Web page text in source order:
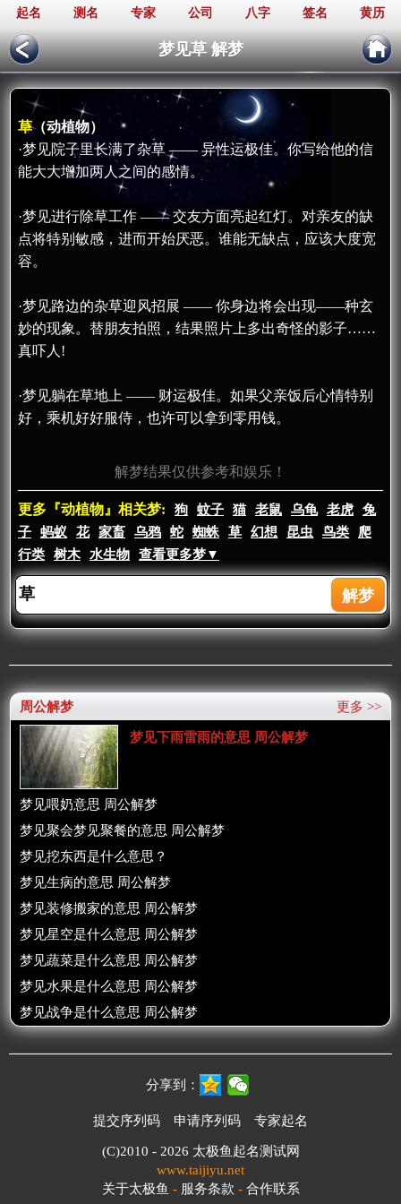
起名 测名 专家 公司 八字 签名 黄历
梦见草 解梦
草（动植物）
·梦见院子里长满了杂草 —— 异性运极佳。你写给他的信
能大大增加两人之间的感情。
·梦见进行除草工作 —— 交友方面亮起红灯。对亲友的缺
点将特别敏感，进而开始厌恶。谁能无缺点，应该大度宽
容。
·梦见路边的杂草迎风招展 —— 你身边将会出现——种玄
妙的现象。替朋友拍照，结果照片上多出奇怪的影子……
真吓人!
·梦见躺在草地上 —— 财运极佳。如果父亲饭后心情特别
好，乘机好好服侍，也许可以拿到零用钱。
解梦结果仅供参考和娱乐！
更多『动植物』相关梦: 狗 蚊子 猫 老鼠 乌龟 老虎
兔
子
蚂蚁 花 家畜 乌鸦 蛇 蜘蛛 草 幻想 昆虫 鸟类
爬
行类
树木 水生物 查看更多梦▼
更多 >>
周公解梦
梦见下雨雷雨的意思 周公解梦
梦见喂奶意思 周公解梦
梦见聚会梦见聚餐的意思 周公解梦
梦见挖东西是什么意思？
梦见生病的意思 周公解梦
梦见装修搬家的意思 周公解梦
梦见星空是什么意思 周公解梦
梦见蔬菜是什么意思 周公解梦
梦见水果是什么意思 周公解梦
梦见战争是什么意思 周公解梦
分享到：
提交序列码 申请序列码 专家起名
(C)2010 - 2026 太极鱼起名测试网
www.taijiyu.net
关于太极鱼 - 服务条款 - 合作联系